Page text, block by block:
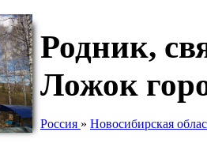
Родник,
Ложок
Россия » Новосибирская